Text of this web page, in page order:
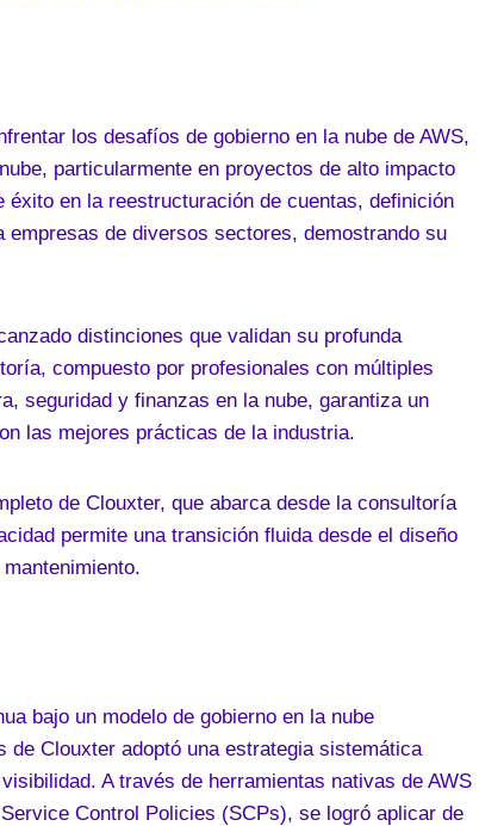
los desafíos de gobierno en la nube de AWS,
particularmente en proyectos de alto impacto
en la reestructuración de cuentas, definición
de diversos sectores, demostrando su
distinciones que validan su profunda
compuesto por profesionales con múltiples
seguridad y finanzas en la nube, garantiza un
las mejores prácticas de la industria.
de Clouxter, que abarca desde la consultoría
permite una transición fluida desde el diseño
bajo un modelo de gobierno en la nube
de Clouxter adoptó una estrategia sistemática
A través de herramientas nativas de AWS
Control Policies (SCPs), se logró aplicar de